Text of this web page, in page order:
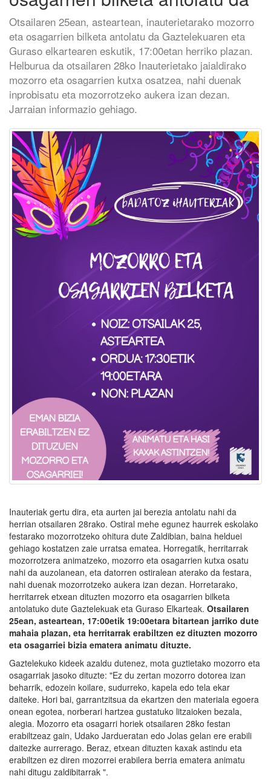
Otsailaren 25ean, asteartean, inauterietarako mozorro
eta osagarrien bilketa antolatu da Gaztelekuaren eta
Guraso elkartearen eskutik, 17:00etan herriko plazan.
Helburua da otsailaren 28ko Inauterietako jaialdirako
mozorro eta osagarrien kutxa osatzea, nahi duenak
inprobisatu eta mozorrotzeko aukera izan dezan.
Jarraian informazio gehiago.
Inauteriak gertu dira, eta aurten jai berezia antolatu nahi da
herrian otsailaren 28rako. Ostiral mehe egunez haurrek eskolako
festarako mozorrotzeko ohitura dute Zaldibian, baina helduei
gehiago kostatzen zaie urratsa ematea. Horregatik, herritarrak
mozorrotzera animatzeko, mozorro eta osagarrien kutxa osatu
nahi da auzolanean, eta datorren ostiralean aterako da festara,
nahi duenak mozorrotzeko aukera izan dezan. Horretarako,
herritarrek etxean dituzten mozorro eta osagarrien bilketa
antolatuko dute Gaztelekuak eta Guraso Elkarteak. Otsailaren
25ean, asteartean, 17:00etik 19:00etara bitartean jarriko dute
mahaia plazan, eta herritarrak erabiltzen ez dituzten mozorro
eta osagarriei bizia ematera animatu dituzte.
Gaztelekuko kideek azaldu dutenez, mota guztietako mozorro eta
osagarriak jasoko dituzte: "Ez du zertan mozorro dotorea izan
beharrik, edozein koilare, sudurreko, kapela edo tela ekar
daiteke. Hori bai, garrantzitsua da ekartzen den materiala egoera
onean egotea, norberari hartzea gustatuko litzaioken bezala,
alegia. Mozorro eta osagarri horiek otsailaren 28ko festan
erabiltzeaz gain, Udako Jardueratan edo Jolas gelan ere erabili
daitezke aurrerago. Beraz, etxean dituzten kaxak astindu eta
erabiltzen ez diren mozorrei erabilera berria ematera animatu
nahi ditugu zaldibitarrak ".